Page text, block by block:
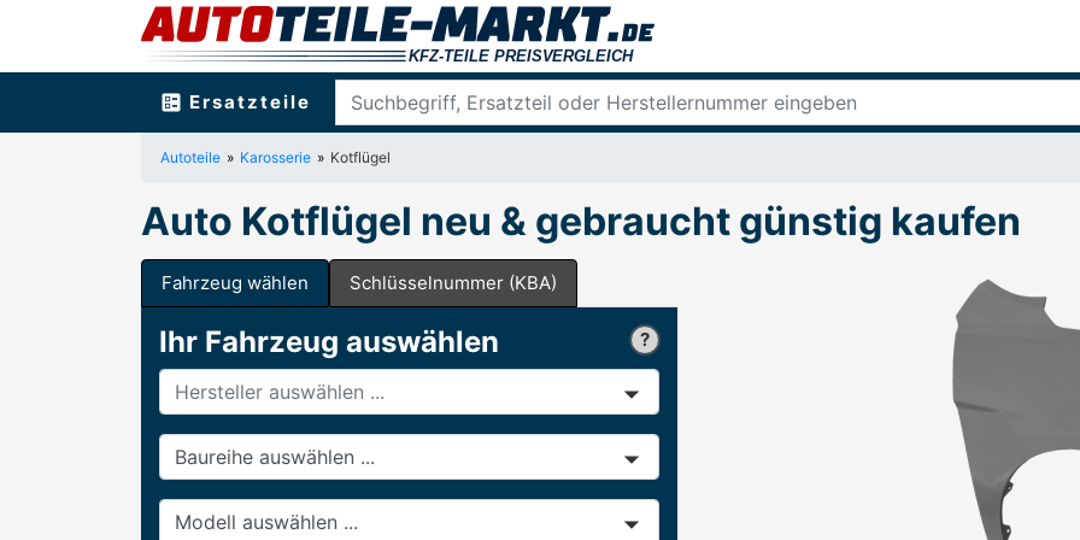
ballot Ersatzteile
Autoteile Karosserie Kotflügel
Auto Kotflügel neu & gebraucht günstig kaufen
Fahrzeug wählen Schlüsselnummer (KBA)
Ihr Fahrzeug auswählen
Hersteller
Baureihe
Modell